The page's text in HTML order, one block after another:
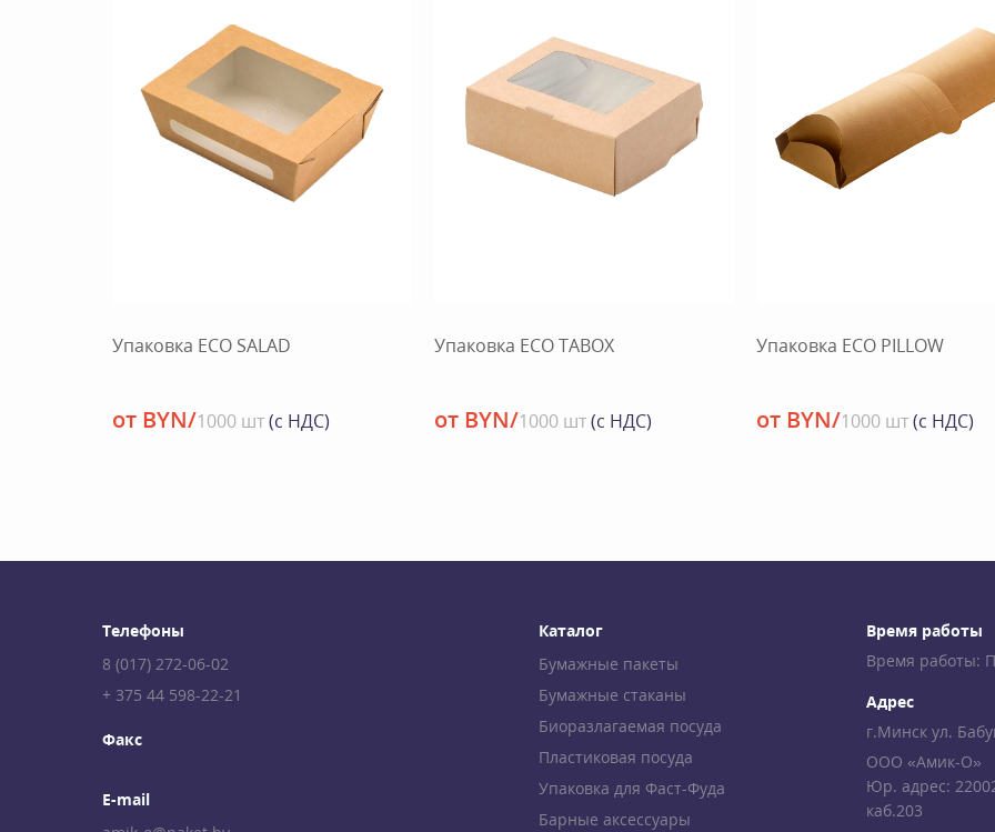
Упаковка ECO SALAD
от BYN/1000 шт(с НДС)
Упаковка ECO TABOX
от BYN/1000 шт(с НДС)
Упаковка ECO PILLOW
от BYN/1000 шт(с НДС)
Телефоны
8 (017) 272-06-02
+ 375 44 598-22-21
Факс
E-mail
Каталог
Бумажные пакеты
Бумажные стаканы
Биоразлагаемая посуда
Пластиковая посуда
Упаковка для Фаст-Фуда
Барные аксессуары
Время работы
Время работы:
Адрес
г.Минск ул.
ООО «Амик-О»
Юр. адрес:
каб.203